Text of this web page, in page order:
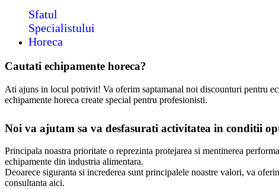
Sfatul
Specialistului
Horeca
Cautati echipamente horeca?
Ati ajuns in locul potrivit! Va oferim saptamanal noi discounturi pentru
echipamente horeca create special pentru profesionisti.
Noi va ajutam sa va desfasurati activitatea in conditii
Principala noastra prioritate o reprezinta protejarea si mentinerea
echipamente din industria alimentara.
Deoarece siguranta si increderea sunt principalele noastre valori, va
consultanta aici.